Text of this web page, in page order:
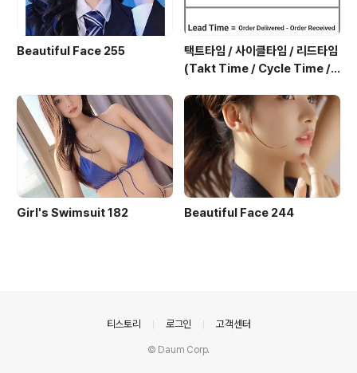
Beautiful Face 255
택트타임 / 사이클타임 / 리드타임
(Takt Time / Cycle Time / L
Girl's Swimsuit 182 Beautiful Face 244
티스토리 로그인 고객센터
© Daum Corp.